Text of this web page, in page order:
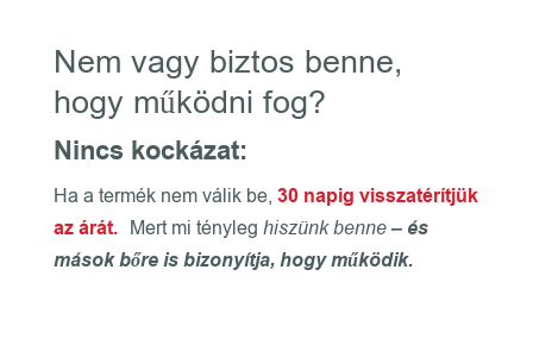
Nem vagy biztos benne,
hogy működni fog?
Nincs kockázat:
Ha a termék nem válik be, 30 napig visszatérítjük
az árát.Mert mi tényleg hiszünk benne– és
mások bőre is bizonyítja, hogy működik.